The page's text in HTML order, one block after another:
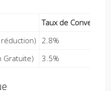
Taux de Conversion
2.8%
Gratuite)
3.5%